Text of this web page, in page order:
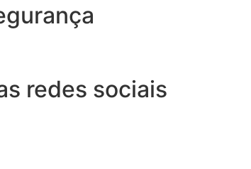
redes sociais